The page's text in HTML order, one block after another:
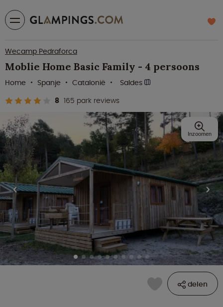
Wecamp Pedraforca
Moblie Home Basic Family - 4 persoons
8 165 park reviews
Home Spanje Catalonië Saldes
delen
Inzoomen